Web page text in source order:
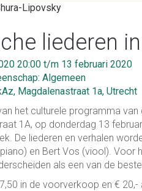
liederen
20:00 t/m 13 februari 2020
Algemeen
Magdalenastraat 1a, Utrecht
het culturele programma
1A, op donderdag 13
De liederen en verhalen
en Bert Vos (viool). Voor
als een van de
in de voorverkoop en €